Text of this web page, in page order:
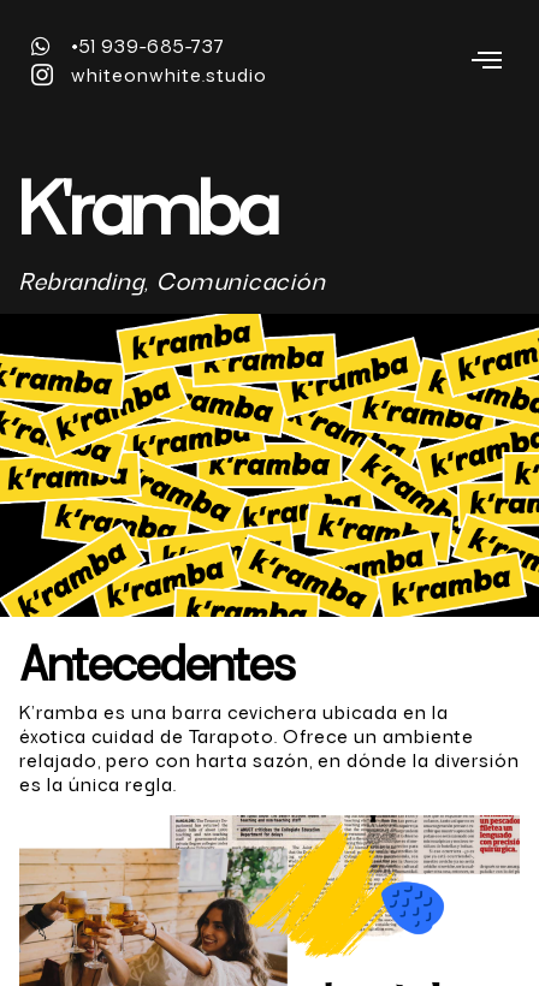
+51 939-685-737
whiteonwhite.studio
K'ramba
Rebranding, Comunicación
Antecedentes
K’ramba es una barra cevichera ubicada en la
éxotica cuidad de Tarapoto. Ofrece un ambiente
relajado, pero con harta sazón, en dónde la diversión
es la única regla.